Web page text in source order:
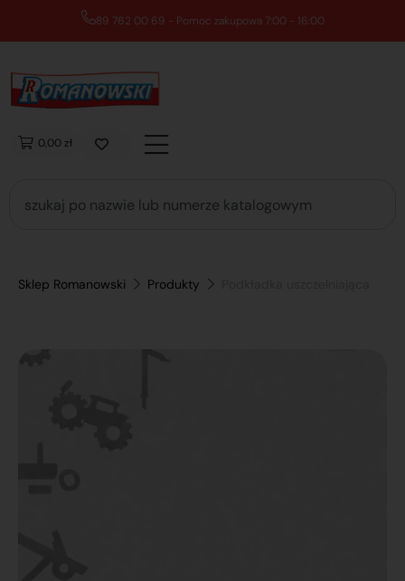
89 762 00 69 - Pomoc zakupowa 7:00 - 16:00
0,00 zł
Sklep Romanowski Produkty